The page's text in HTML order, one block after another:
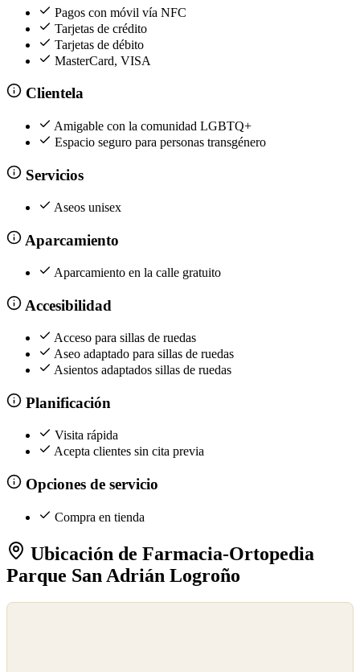
Pagos con móvil vía NFC
Tarjetas de crédito
Tarjetas de débito
MasterCard, VISA
Clientela
Amigable con la comunidad LGBTQ+
Espacio seguro para personas transgénero
Servicios
Aseos unisex
Aparcamiento
Aparcamiento en la calle gratuito
Accesibilidad
Acceso para sillas de ruedas
Aseo adaptado para sillas de ruedas
Asientos adaptados sillas de ruedas
Planificación
Visita rápida
Acepta clientes sin cita previa
Opciones de servicio
Compra en tienda
Ubicación de Farmacia-Ortopedia
Parque San Adrián Logroño